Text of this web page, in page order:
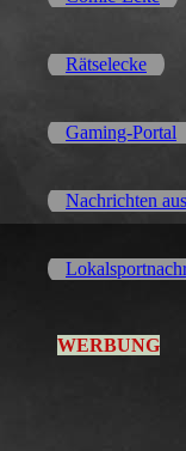
Rätselecke
Gaming-Portal
Nachrichten
WERBUNG